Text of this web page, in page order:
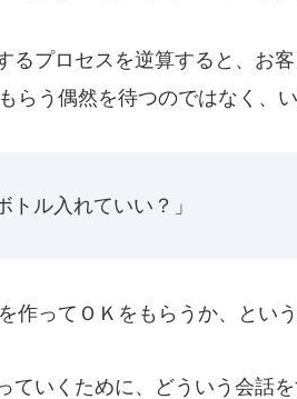
るプロセスを逆算すると、お
らう偶然を待つのではなく、
トル入れていい？」
作ってＯＫをもらうか、とい
ていくために、どういう会話